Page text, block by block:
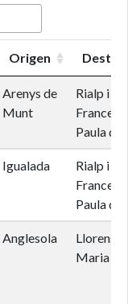
Origen
Arenys de
Munt
Rialp i
Francesc
Paula de
Igualada
Rialp i
Francesc
Paula de
Anglesola
Llorens i
Maria